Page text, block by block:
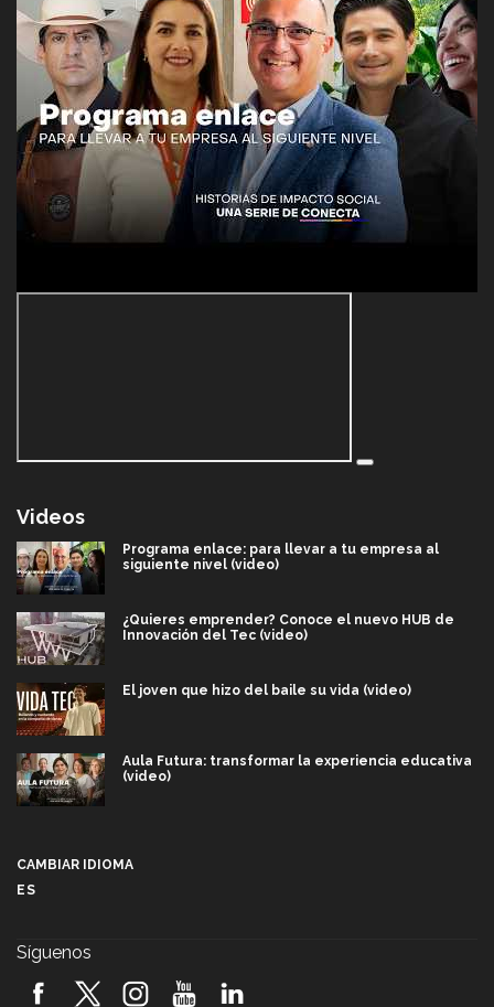
Videos
Programa enlace: para llevar a tu empresa al
siguiente nivel (video)
¿Quieres emprender? Conoce el nuevo HUB de
Innovación del Tec (video)
El joven que hizo del baile su vida (video)
Aula Futura: transformar la experiencia educativa
(video)
2026! (video)
CAMBIAR IDIOMA
ES
Síguenos